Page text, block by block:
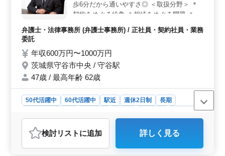
歩6分だから通いやすさ◎ ＜取扱分野＞ ＊
契約をめぐる紛争 ＊相続をめぐる問題 ＊会
社内の紛争 ＊企業倒産処理 ＊消費者問題 未
経験分野も積極的にサポート◎ その他ご質
い！ ご応募お待ちしております
弁護士・法律事務所 (弁護士事務所) / 正社員・契約社員・業務
委託
年収600万円〜1000万円
茨城県守谷市中央 / 守谷駅
47歳 / 最高年齢 62歳
50代活躍中 60代活躍中 駅近 週休2日制
長期
業務委託
おすすめポイント
＜中高年の方も安心して働ける環境＞ 守谷市中央に位
検討リスト に追加 詳しく見る